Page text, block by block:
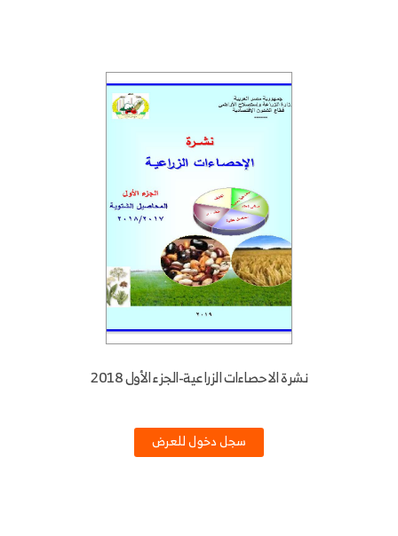
نشرة الاحصاءات الزراعية-الجزء الأول 2018
سجل دخول للعرض